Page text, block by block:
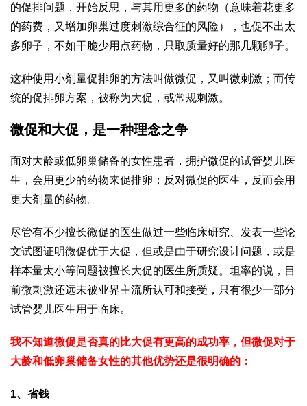
的促排问题，开始反思，与其用更多的药物（意味着花更多
的药费，又增加卵巢过度刺激综合征的风险），也促不出太
多卵子，不如干脆少用点药物，只取质量好的那几颗卵子。
这种使用小剂量促排卵的方法叫做微促，又叫微刺激；而传
统的促排卵方案，被称为大促，或常规刺激。
微促和大促，是一种理念之争
面对大龄或低卵巢储备的女性患者，拥护微促的试管婴儿医
生，会用更少的药物来促排卵；反对微促的医生，反而会用
更大剂量的药物。
尽管有不少擅长微促的医生做过一些临床研究、发表一些论
文试图证明微促优于大促，但或是由于研究设计问题，或是
样本量太小等问题被擅长大促的医生所质疑。坦率的说，目
前微刺激还远未被业界主流所认可和接受，只有很少一部分
试管婴儿医生用于临床。
我不知道微促是否真的比大促有更高的成功率，但微促对于
大龄和低卵巢储备女性的其他优势还是很明确的：
1、省钱